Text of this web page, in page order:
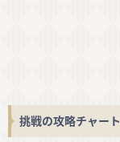
挑戦の攻略チャート